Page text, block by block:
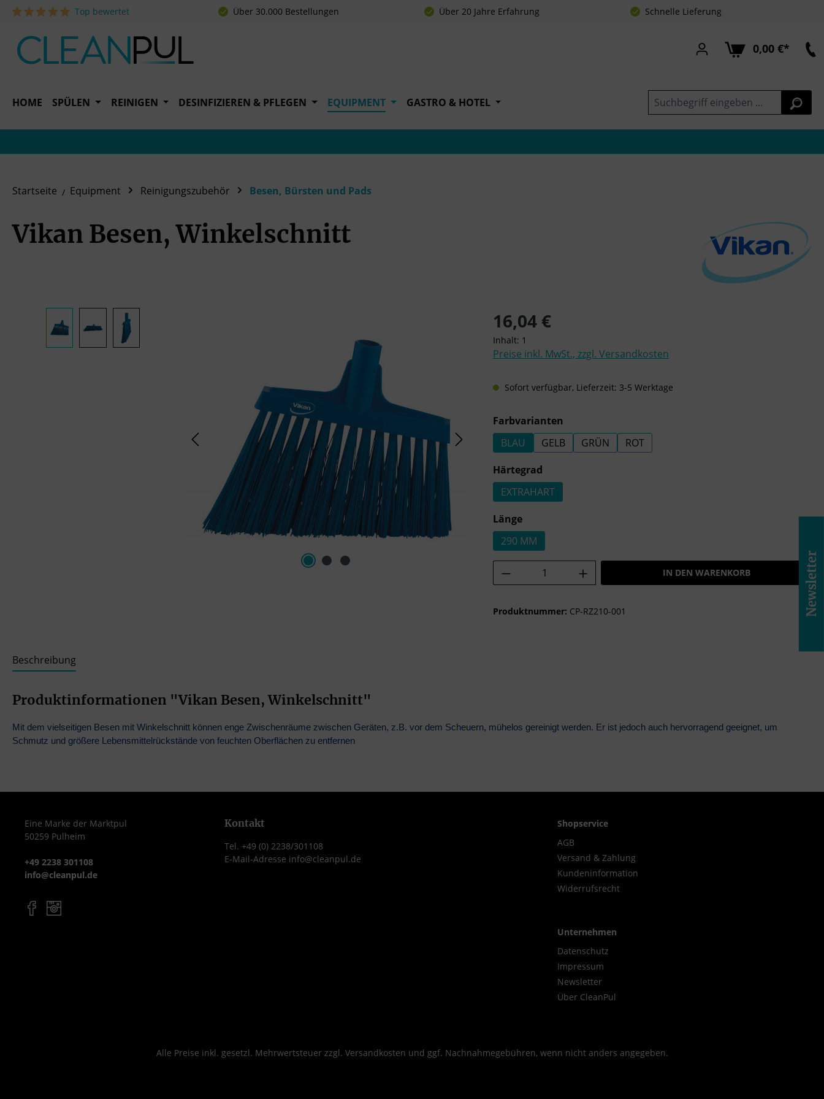
Hauptinhalt springen
Zur Suche springen
Zur Hauptnavigation springen
Top bewertet Über 30.000 Bestellungen Über 20 Jahre Erfahrung Schnelle Lieferung
0,00 €*
HOME SPÜLEN REINIGEN DESINFIZIEREN & PFLEGEN EQUIPMENT GASTRO & HOTEL
Startseite Equipment Reinigungszubehör Besen, Bürsten und Pads
Vikan Besen, Winkelschnitt
Regulärer Preis:
16,04 €
Inhalt: 1
Preise inkl. MwSt., zzgl. Versandkosten
Sofort verfügbar, Lieferzeit: 3-5 Werktage
Farbvarianten
BLAU
GELB GRÜN
ROT
Härtegrad
EXTRAHART
Längeauswählen
290 MM
Produkt Anzahl: Gib den gewünschten Wert
IN DEN WARENKORB
Produktnummer: CP-RZ210-001
Beschreibung
Produktinformationen "Vikan Besen, Winkelschnitt"
Mit dem vielseitigen Besen mit Winkelschnitt können enge Zwischenräume zwischen Geräten, z.B. vor dem Scheuern, mühelos gereinigt werden. Er ist jedoch auch hervorragend geeignet, um
Schmutz und größere Lebensmittelrückstände von feuchten Oberflächen zu entfernen
Eine Marke der Marktpul
50259 Pulheim
+49 2238 301108
info@cleanpul.de
Kontakt
Tel. +49 (0) 2238/301108
E-Mail-Adresse info@cleanpul.de
Shopservice
AGB
Versand & Zahlung
Kundeninformation
Widerrufsrecht
Unternehmen
Datenschutz
Impressum
Newsletter
Über CleanPul
Alle Preise inkl. gesetzl. Mehrwertsteuer zzgl. Versandkosten und ggf. Nachnahmegebühren, wenn nicht anders angegeben.
Newsletter